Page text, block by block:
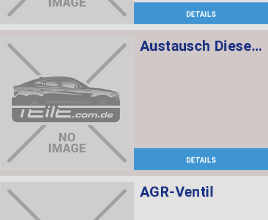
DETAILS
Austausch Dieselpartikelfilter
DETAILS
AGR-Ventil